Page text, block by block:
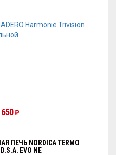
₽
ПЕЧЬ NORDICA TERMO
EVO NE